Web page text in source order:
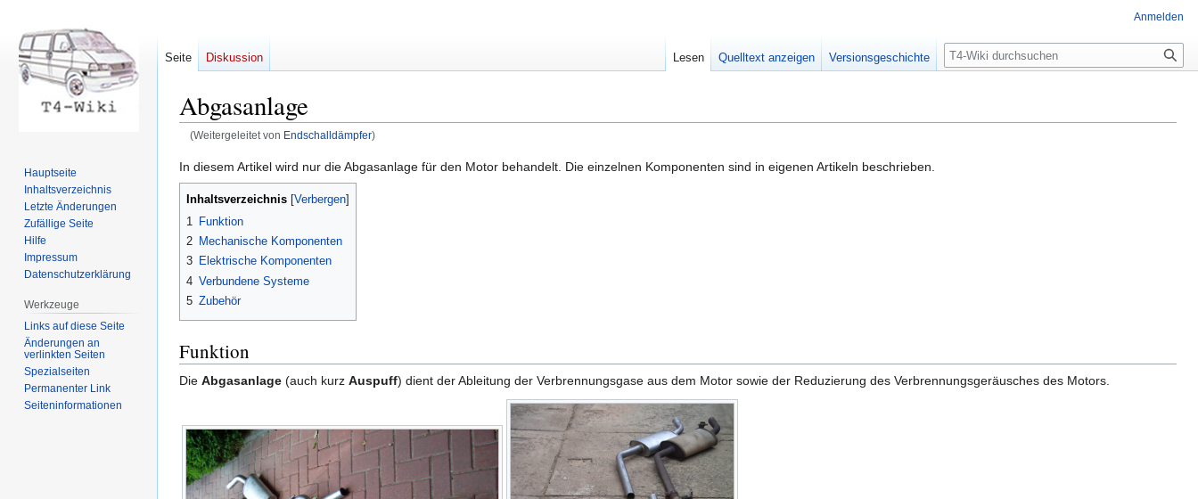
Abgasanlage
(Weitergeleitet von Endschalldämpfer)
Zur
Navigation
springen
Zur
Suche
springen
In diesem Artikel wird nur die Abgasanlage für den Motor behandelt. Die einzelnen Komponenten sind in eigenen Artikeln beschrieben.
Inhaltsverzeichnis
1
Funktion
2 Mechanische Komponenten
3 Elektrische Komponenten
4 Verbundene Systeme
5 Zubehör
Funktion
Die Abgasanlage (auch kurz Auspuff) dient der Ableitung der Verbrennungsgase aus dem Motor sowie der Reduzierung des Verbrennungsgeräusches des Motors.
Anmelden
Seite Diskussion Lesen Quelltext anzeigen Versionsgeschichte Suche
Hauptseite
Inhaltsverzeichnis
Letzte Änderungen
Zufällige Seite
Hilfe
Impressum
Datenschutzerklärung
Werkzeuge
Links auf diese Seite
Änderungen an
verlinkten Seiten
Spezialseiten
Permanenter Link
Seiten­informationen